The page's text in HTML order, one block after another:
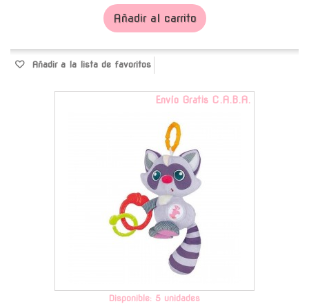
Añadir al carrito
Añadir a la lista de favoritos
Envío Gratis C.A.B.A.
Disponible: 5 unidades